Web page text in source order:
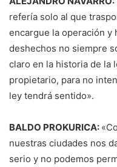
refería solo al que
encargue la operación y
deshechos no siempre
claro en la historia de la
propietario, para no
ley tendrá sentido».
BALDO PROKURICA:
nuestras ciudades nos
serio y no podemos